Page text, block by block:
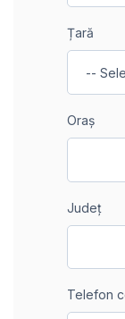
Țară
Oraș
Județ
Telefon